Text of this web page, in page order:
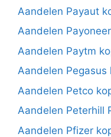
Aandelen Payaut
Aandelen
Aandelen Paytm
Aandelen Pegasus
Aandelen Petco
Aandelen Peterhill
Aandelen Pfizer